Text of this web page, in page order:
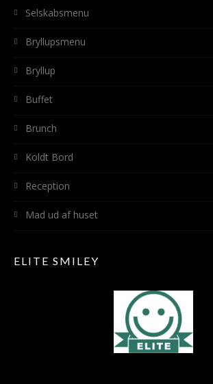
Selskabsmenu
Bryllupsmenu
Bryllup
Buffet
Brunch
Koldt Bord
Reception
Mad ud af huset
ELITE SMILEY